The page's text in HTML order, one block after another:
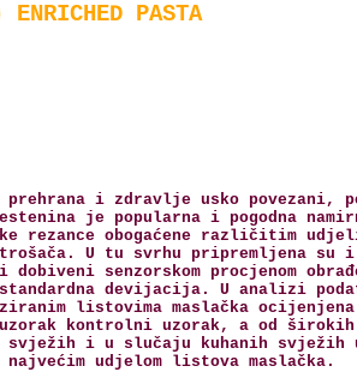
ENRICHED PASTA
i zdravlje usko povezani,
je popularna i pogodna
rezance obogaćene različitim
U tu svrhu pripremljena
senzorskom procjenom
devijacija. U analizi
listovima maslačka
kontrolni uzorak, a od širokih
i u slučaju kuhanih svježih
udjelom listova maslačka.